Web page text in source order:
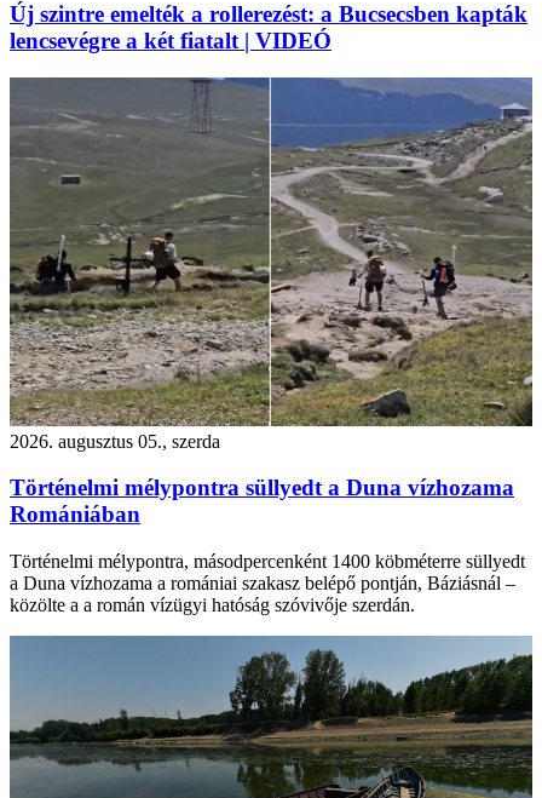
Új szintre emelték a rollerezést: a Bucsecsben kapták
lencsevégre a két fiatalt | VIDEÓ
2026. augusztus 05., szerda
Történelmi mélypontra süllyedt a Duna vízhozama
Romániában
Történelmi mélypontra, másodpercenként 1400 köbméterre süllyedt
a Duna vízhozama a romániai szakasz belépő pontján, Báziásnál –
közölte a a román vízügyi hatóság szóvivője szerdán.